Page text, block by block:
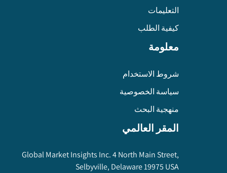
التعليمات
كيفية الطلب
معلومة
شروط الاستخدام
سياسة الخصوصية
منهجية البحث
المقر العالمي
Global Market Insights Inc. 4 North Main Street,
Selbyville, Delaware 19975 USA